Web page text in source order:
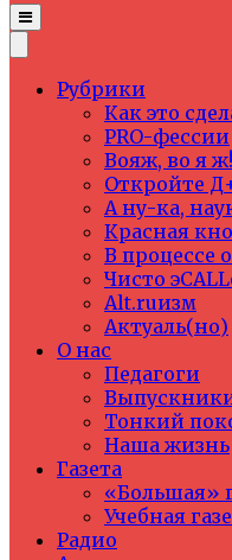
Рубрики
Как это
PRO-фессии
Вояж, во я ж!
Откройте
А ну-ка,
Красная
В процессе
Чисто
Alt.ruизм
Актуаль(но)
О нас
Педагоги
Тонкий
Наша жизнь
Газета
«Большая»
Учебная
Радио